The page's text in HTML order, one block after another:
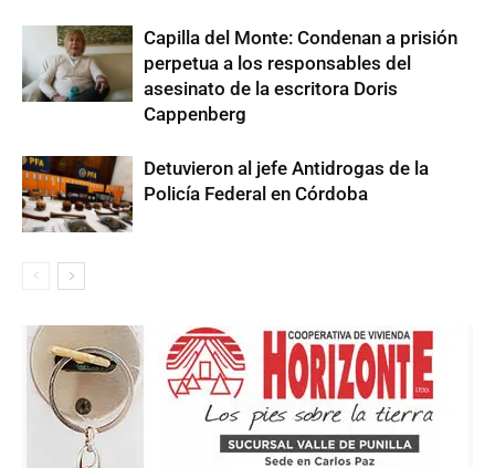
Capilla del Monte: Condenan a prisión
perpetua a los responsables del
asesinato de la escritora Doris
Cappenberg
Detuvieron al jefe Antidrogas de la
Policía Federal en Córdoba